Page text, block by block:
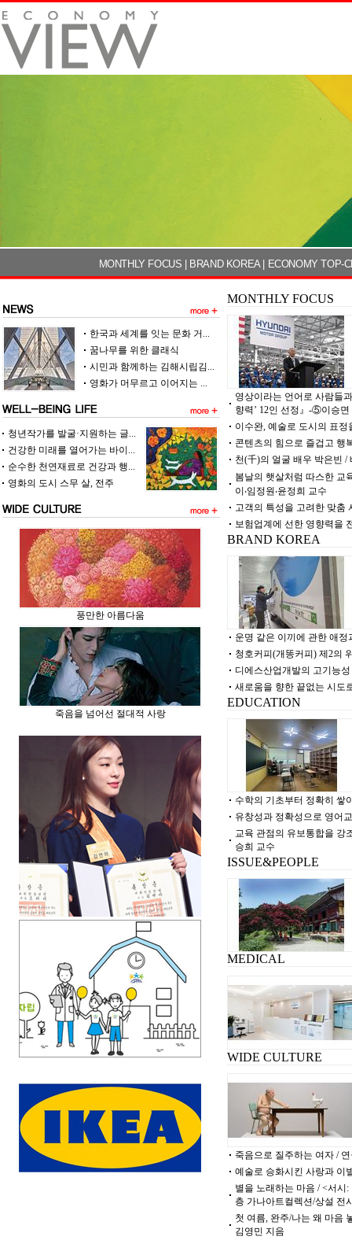
MONTHLY FOCUS BRAND KOREA| ECONOMY TOP-
한국과 세계를 잇는 문화 거...
꿈나무를 위한 클래식
시민과 함께하는 김해시립김...
영화가 머무르고 이어지는 ...
청년작가를 발굴·지원하는 글...
건강한 미래를 열어가는 바이...
순수한 천연재료로 건강과 행...
영화의 도시 스무 살, 전주
풍만한 아름다움
죽음을 넘어선 절대적 사랑
MONTHLY FOCUS
영상이라는 언어로 사람들
향력’ 12인 선정』-⑤이승면
이수완, 예술로 도시의 표
콘텐츠의 힘으로 즐겁고 행
천(千)의 얼굴 배우 박은빈 /
봄날의 햇살처럼 따스한 교
이‧임정원‧윤정희 교수
고객의 특성을 고려한 맞춤
보험업계에 선한 영향력을
BRAND KOREA
운명 같은 이끼에 관한 애정
청호커피(개똥커피) 제2의
디에스산업개발의 고기능
새로움을 향한 끝없는 시도
EDUCATION
수학의 기초부터 정확히 쌓
유창성과 정확성으로 영어
교육 관점의 유보통합을 강
승희 교수
ISSUE&PEOPLE
MEDICAL
WIDE CULTURE
죽음으로 질주하는 여자 /
예술로 승화시킨 사랑과 이
별을 노래하는 마음 / <서시:
층 가나아트컬렉션/상설 전
첫 여름, 완주/나는 왜 마음
김영민 지음